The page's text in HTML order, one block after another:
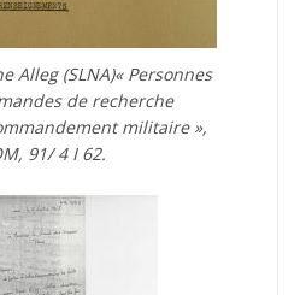
Alleg (SLNA)« Personnes
de recherche
militaire »,
91/ 4 I 62.